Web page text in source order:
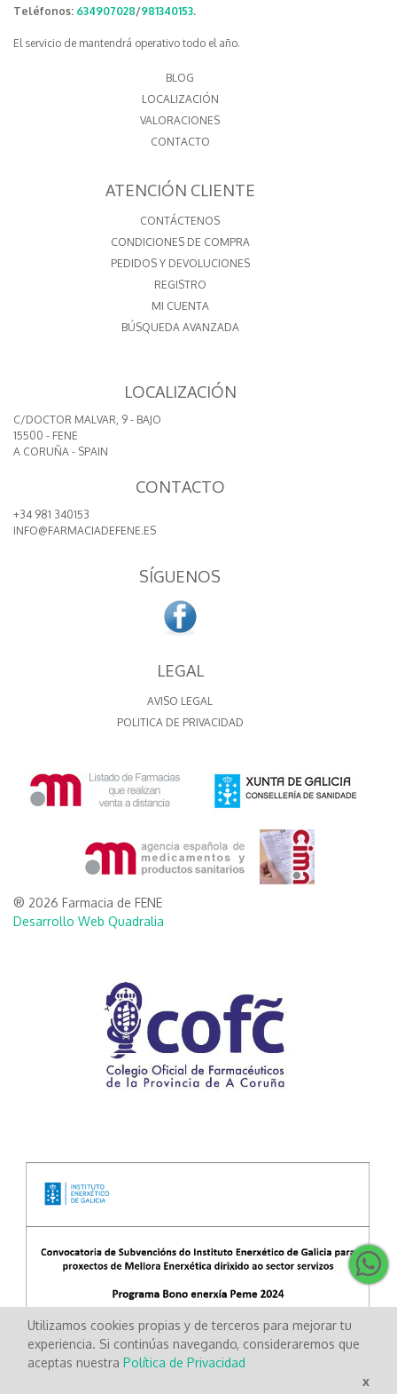
Teléfonos: 634907028/981340153.
El servicio de mantendrá operativo todo el año.
BLOG
LOCALIZACIÓN
VALORACIONES
CONTACTO
ATENCIÓN CLIENTE
CONTÁCTENOS
CONDICIONES DE COMPRA
PEDIDOS Y DEVOLUCIONES
REGISTRO
MI CUENTA
BÚSQUEDA AVANZADA
LOCALIZACIÓN
C/DOCTOR MALVAR, 9 - BAJO
15500 - FENE
A CORUÑA - SPAIN
CONTACTO
+34 981 340153
INFO@FARMACIADEFENE.ES
SÍGUENOS
LEGAL
AVISO LEGAL
POLITICA DE PRIVACIDAD
® 2026 Farmacia de FENE
Desarrollo Web Quadralia
Utilizamos cookies propias y de terceros para mejorar tu
experiencia. Si continúas navegando, consideraremos que
aceptas nuestraPolítica de Privacidad
x